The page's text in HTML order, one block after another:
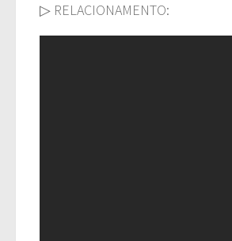
▷ RELACIONAMENTO: